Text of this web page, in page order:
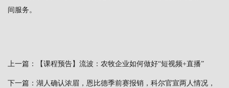
间服务。
上一篇： 【课程预告】流波：农牧企业如何做好“短视频+直播”
下一篇： 湖人确认浓眉，恩比德季前赛报销，科尔官宣两人情况，